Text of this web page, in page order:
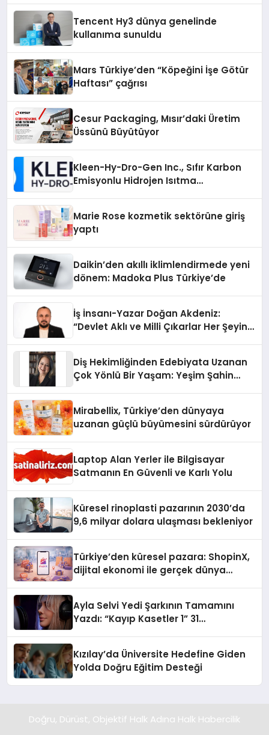
Tencent Hy3 dünya genelinde
kullanıma sunuldu
Mars Türkiye’den “Köpeğini İşe Götür
Haftası” çağrısı
Cesur Packaging, Mısır’daki Üretim
Üssünü Büyütüyor
Kleen-Hy-Dro-Gen Inc., Sıfır Karbon
Emisyonlu Hidrojen Isıtma
Marie Rose kozmetik sektörüne giriş
yaptı
Daikin’den akıllı iklimlendirmede yeni
dönem: Madoka Plus Türkiye’de
İş İnsanı-Yazar Doğan Akdeniz:
“Devlet Aklı ve Milli Çıkarlar Her Şeyin
Diş Hekimliğinden Edebiyata Uzanan
Çok Yönlü Bir Yaşam: Yeşim Şahin
Mirabellix, Türkiye’den dünyaya
uzanan güçlü büyümesini sürdürüyor
Laptop Alan Yerler ile Bilgisayar
Satmanın En Güvenli ve Karlı Yolu
Küresel rinoplasti pazarının 2030’da
9,6 milyar dolara ulaşması bekleniyor
Türkiye’den küresel pazara: ShopinX,
dijital ekonomi ile gerçek dünya
Ayla Selvi Yedi Şarkının Tamamını
Yazdı: “Kayıp Kasetler 1” 31
Kızılay’da Üniversite Hedefine Giden
Yolda Doğru Eğitim Desteği
Doğru, Dürüst, Objektif Halk Adına Halk Habercilik